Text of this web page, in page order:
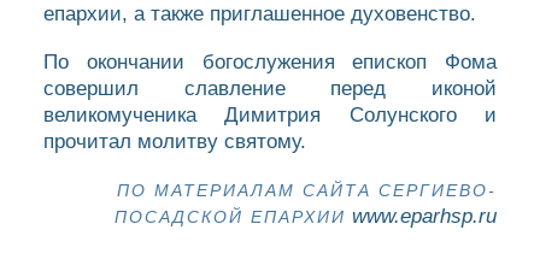
епархии, а также приглашенное духовенство.
По окончании богослужения епископ Фома
совершил славление перед иконой
великомученика Димитрия Солунского и
прочитал молитву святому.
ПО МАТЕРИАЛАМ САЙТА СЕРГИЕВО-
ПОСАДСКОЙ ЕПАРХИИ www.eparhsp.ru